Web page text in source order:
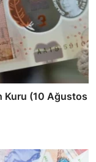
Kuru (10 Ağustos